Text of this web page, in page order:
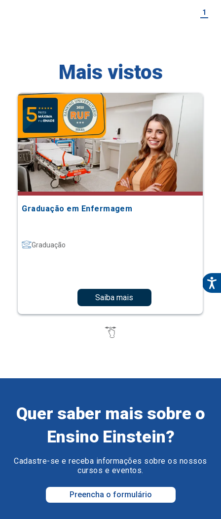
1
Mais vistos
Graduação em Enfermagem
Graduação
Saiba mais
Quer saber mais sobre o
Ensino Einstein?
Cadastre-se e receba informações sobre os nossos
cursos e eventos.
Preencha o formulário